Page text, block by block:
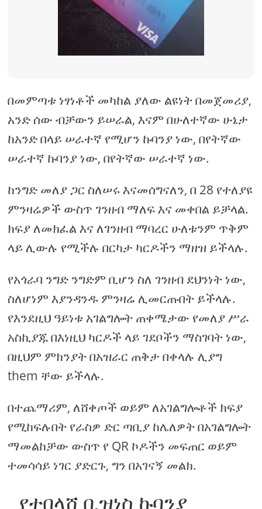
በመምጣቱ ነፃነቶች መካከል ያለው ልዩነት በመጀመሪያ,
አንድ ሰው ብቻውን ይሠራል, እናም በሁለተኛው ሁኔታ
ከአንድ በላይ ሠራተኛ የሚሆን ኩባንያ ነው, በየትኛው
ሠራተኛ ኩባንያ ነው, በየትኛው ሠራተኛ ነው.
ከንግድ መለያ ጋር ስለሠሩ እናመሰግናለን, በ 28 የተለያዩ
ምንዛሬዎች ውስጥ ገንዘብ ማለፍ እና መቀበል ይቻላል.
ክፍያ ለመክፈል እና ለገንዘብ ማባረር ሁለቱንም ጥቅም
ላይ ሊውሉ የሚችሉ በርካታ ካርዶችን ማዘዝ ይችላሉ.
የአጎራባ ንግድ ንግድም ቢሆን ስለ ገንዘብ ደህንነት ነው,
ስለሆነም እያንዳንዱ ምንዛሬ ሊመርጡበት ይችላሉ.
የእንደዚህ ዓይነቱ አገልግሎት ጠቀሜታው የመለያ ሥራ
አስኪያጁ በእነዚህ ካርዶች ላይ ገደቦችን ማስገባት ነው,
በዚህም ምክንያት በአዝራር ጠቅታ በቀላሉ ሊያግ
them ቸው ይችላሉ.
በተጨማሪም, ለሸቀጦች ወይም ለአገልግሎቶች ክፍያ
የሚከፍሉበት የራስዎ ድር ጣቢያ ከሌለዎት በአገልግሎት
ማመልከቻው ውስጥ የ QR ኮዶችን መፍጠር ወይም
ተመሳሳይ ነገር ያድርጉ, ግን በአገናኝ መልክ.
የተበላሸ ቢዝነስ ኩባንያ